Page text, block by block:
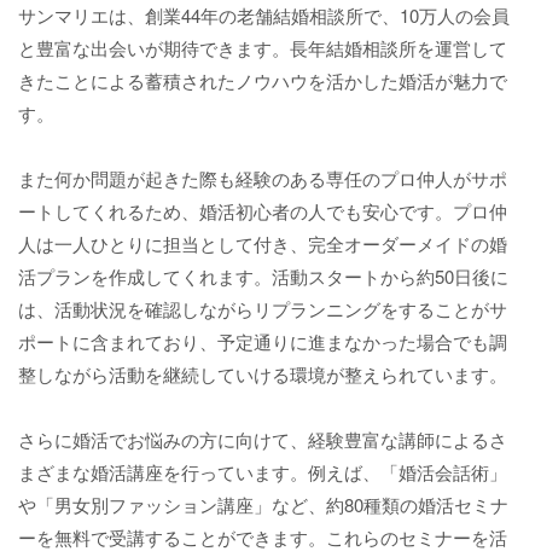
サンマリエは、創業44年の老舗結婚相談所で、10万人の会員
と豊富な出会いが期待できます。長年結婚相談所を運営して
きたことによる蓄積されたノウハウを活かした婚活が魅力で
す。
また何か問題が起きた際も経験のある専任のプロ仲人がサポ
ートしてくれるため、婚活初心者の人でも安心です。プロ仲
人は一人ひとりに担当として付き、完全オーダーメイドの婚
活プランを作成してくれます。活動スタートから約50日後に
は、活動状況を確認しながらリプランニングをすることがサ
ポートに含まれており、予定通りに進まなかった場合でも調
整しながら活動を継続していける環境が整えられています。
さらに婚活でお悩みの方に向けて、経験豊富な講師によるさ
まざまな婚活講座を行っています。例えば、「婚活会話術」
や「男女別ファッション講座」など、約80種類の婚活セミナ
ーを無料で受講することができます。これらのセミナーを活